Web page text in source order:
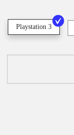
Playstation 3